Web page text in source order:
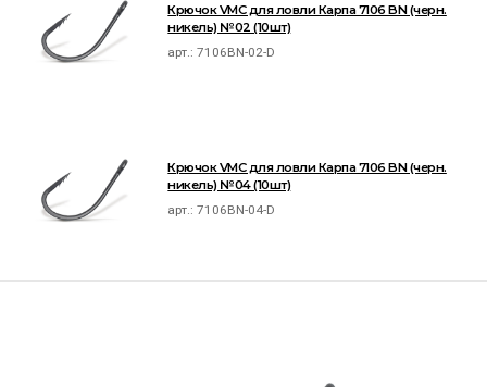
Крючок VMC для ловли Карпа 7106 BN (черн.
никель) №02 (10шт)
арт.:7106BN-02-D
Крючок VMC для ловли Карпа 7106 BN (черн.
никель) №04 (10шт)
арт.:7106BN-04-D